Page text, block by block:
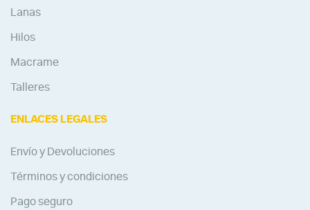
Lanas
Hilos
Macrame
Talleres
ENLACES LEGALES
Envío y Devoluciones
Términos y condiciones
Pago seguro